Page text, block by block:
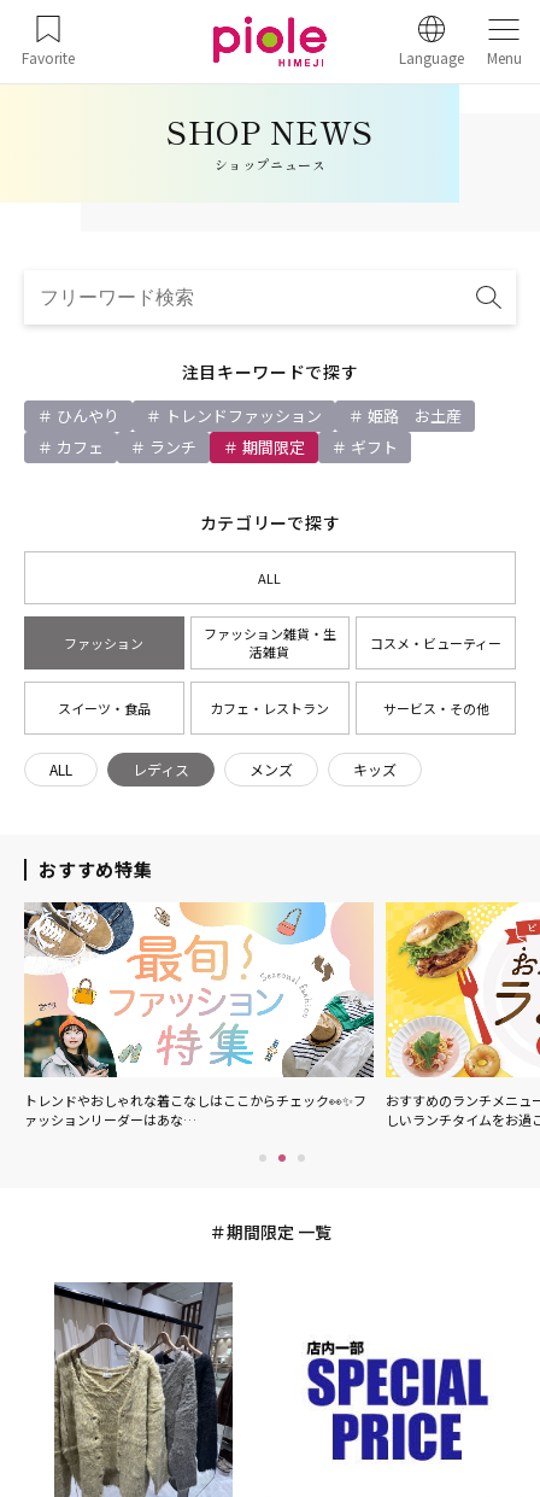
Favorite Language Menu
ショップニュース
注目キーワードで探す
ひんやり トレンドファッション
姫路 お土産
カフェ
ランチ 期間限定 ギフト
カテゴリーで探す
ALL
ファッション
ファッション雑貨・生
活雑貨
コスメ・ビューティー
スイーツ・食品 カフェ・レストラン サービス・その他
ALL レディス メンズ キッズ
おすすめ特集
こからチェック👀✨フ
おすすめのランチメニューを集めました！ピオレ姫路で楽
しいランチタイムをお過ごし…
夏
期間限定 一覧